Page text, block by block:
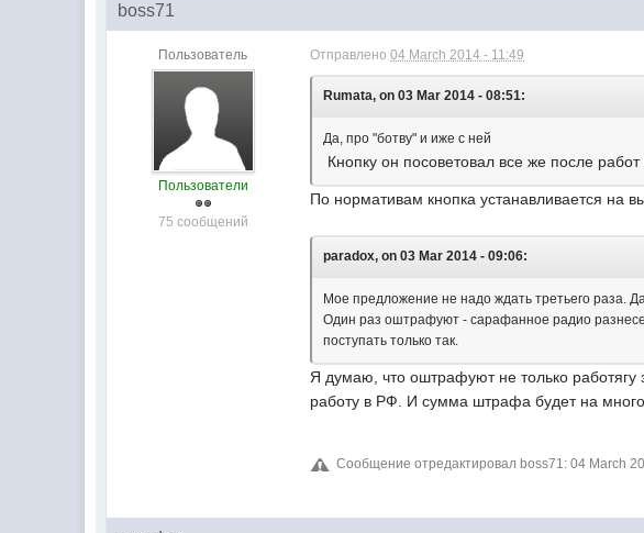
boss71
Пользователь
Пользователи
75 сообщений
Отправлено04 March 2014 - 11:49
Rumata, on 03 Mar 2014 - 08:51:
Да, про "ботву" и иже с ней
Кнопку он посоветовал все же после
По нормативам кнопка устанавливается на
paradox, on 03 Mar 2014 - 09:06:
Мое предложение не надо ждать третьего раза.
Один раз оштрафуют - сарафанное радио
поступать только так.
Я думаю, что оштрафуют не только работягу
работу в РФ. И сумма штрафа будет на
Сообщение отредактировал boss71: 04 March